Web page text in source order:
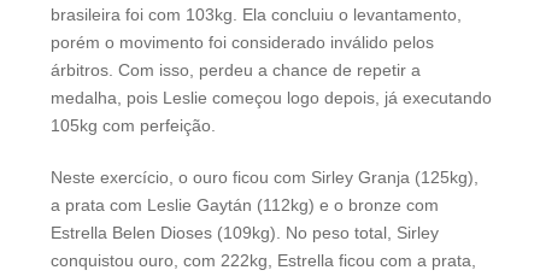
brasileira foi com 103kg. Ela concluiu o levantamento,
porém o movimento foi considerado inválido pelos
árbitros. Com isso, perdeu a chance de repetir a
medalha, pois Leslie começou logo depois, já executando
105kg com perfeição.
Neste exercício, o ouro ficou com Sirley Granja (125kg),
a prata com Leslie Gaytán (112kg) e o bronze com
Estrella Belen Dioses (109kg). No peso total, Sirley
conquistou ouro, com 222kg, Estrella ficou com a prata,